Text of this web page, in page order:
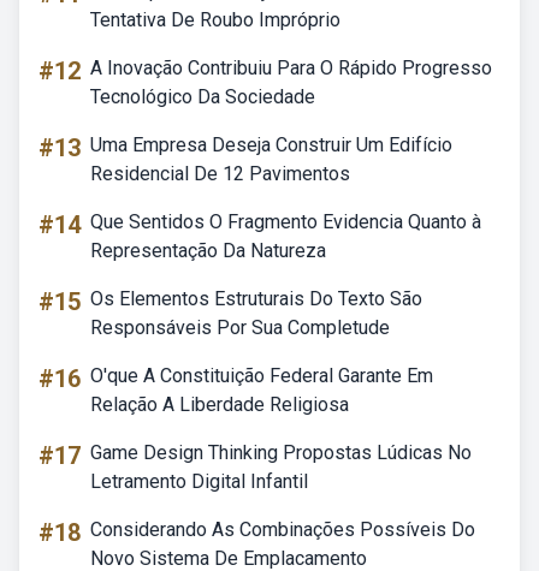
Tentativa De Roubo Impróprio
#12 A Inovação Contribuiu Para O Rápido Progresso
Tecnológico Da Sociedade
#13 Uma Empresa Deseja Construir Um Edifício
Residencial De 12 Pavimentos
#14 Que Sentidos O Fragmento Evidencia Quanto à
Representação Da Natureza
#15 Os Elementos Estruturais Do Texto São
Responsáveis Por Sua Completude
#16 O'que A Constituição Federal Garante Em
Relação A Liberdade Religiosa
#17 Game Design Thinking Propostas Lúdicas No
Letramento Digital Infantil
#18 Considerando As Combinações Possíveis Do
Novo Sistema De Emplacamento